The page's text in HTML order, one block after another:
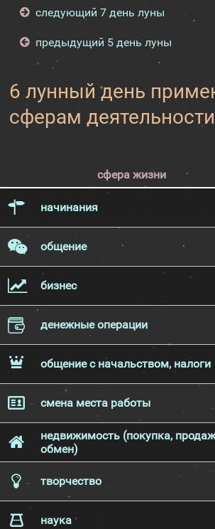
следующий 7 день луны
предыдущий 5 день луны
6 лунный день
сферам
сфера жизни
начинания
общение
бизнес
денежные операции
общение с начальством, налоги
смена места работы
недвижимость (покупка,
обмен)
творчество
наука